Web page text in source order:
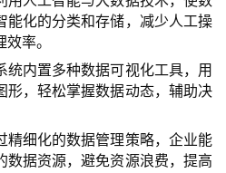
能化的分类和存储，减少人工操
率。
统内置多种数据可视化工具，用
形，轻松掌握数据动态，辅助决
精细化的数据管理策略，企业能
数据资源，避免资源浪费，提高